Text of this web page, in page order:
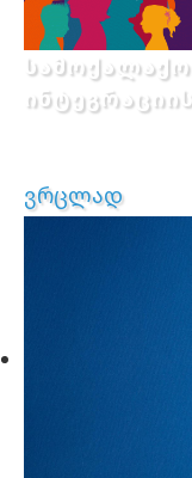
ვრცლად